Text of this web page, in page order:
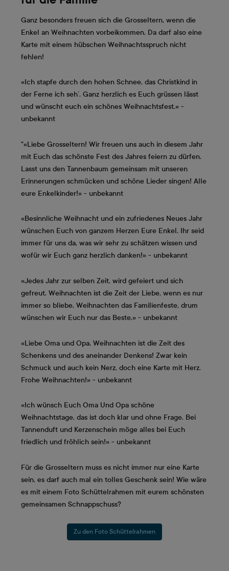
Ganz besonders freuen sich die Grosseltern, wenn die
Enkel an Weihnachten vorbeikommen. Da darf also eine
Karte mit einem hübschen Weihnachtsspruch nicht
fehlen!
«Ich stapfe durch den hohen Schnee, das Christkind in
der Ferne ich seh´. Ganz herzlich es Euch grüssen lässt
und wünscht euch ein schönes Weihnachtsfest.» -
unbekannt
"«Liebe Grosseltern! Wir freuen uns auch in diesem Jahr
mit Euch das schönste Fest des Jahres feiern zu dürfen.
Lasst uns den Tannenbaum gemeinsam mit unseren
Erinnerungen schmücken und schöne Lieder singen! Alle
eure Enkelkinder!» - unbekannt
«Besinnliche Weihnacht und ein zufriedenes Neues Jahr
wünschen Euch von ganzem Herzen Eure Enkel. Ihr seid
immer für uns da, was wir sehr zu schätzen wissen und
wofür wir Euch ganz herzlich danken!» - unbekannt
«Jedes Jahr zur selben Zeit, wird gefeiert und sich
gefreut. Weihnachten ist die Zeit der Liebe, wenn es nur
immer so bliebe, Weihnachten das Familienfeste, drum
wünschen wir Euch nur das Beste.» - unbekannt
«Liebe Oma und Opa, Weihnachten ist die Zeit des
Schenkens und des aneinander Denkens! Zwar kein
Schmuck und auch kein Nerz, doch eine Karte mit Herz.
Frohe Weihnachten!» - unbekannt
«Ich wünsch Euch Oma Und Opa schöne
Weihnachtstage, das ist doch klar und ohne Frage. Bei
Tannenduft und Kerzenschein möge alles bei Euch
friedlich und fröhlich sein!» - unbekannt
Für die Grosseltern muss es nicht immer nur eine Karte
sein, es darf auch mal ein tolles Geschenk sein! Wie wäre
es mit einem Foto Schüttelrahmen mit eurem schönsten
gemeinsamen Schnappschuss?
Zu den Foto Schüttelrahmen